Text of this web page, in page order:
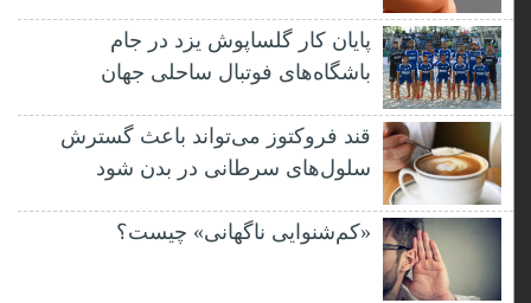
پایان کار گلساپوش یزد در جام
باشگاه‌های فوتبال ساحلی جهان
قند فروکتوز می‌تواند باعث گسترش
سلول‌های سرطانی در بدن شود
«کم‌شنوایی ناگهانی» چیست؟